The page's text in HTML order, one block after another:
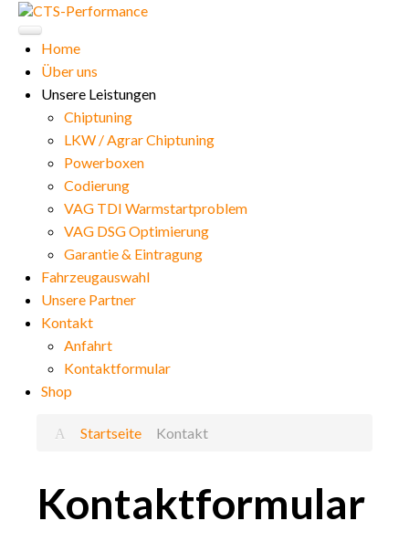
Home
Über uns
Unsere Leistungen
Chiptuning
LKW / Agrar Chiptuning
Powerboxen
Codierung
VAG TDI Warmstartproblem
VAG DSG Optimierung
Garantie & Eintragung
Fahrzeugauswahl
Unsere Partner
Kontakt
Anfahrt
Kontaktformular
Shop
Startseite Kontakt
Kontaktformular